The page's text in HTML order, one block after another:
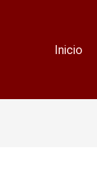
Inicio